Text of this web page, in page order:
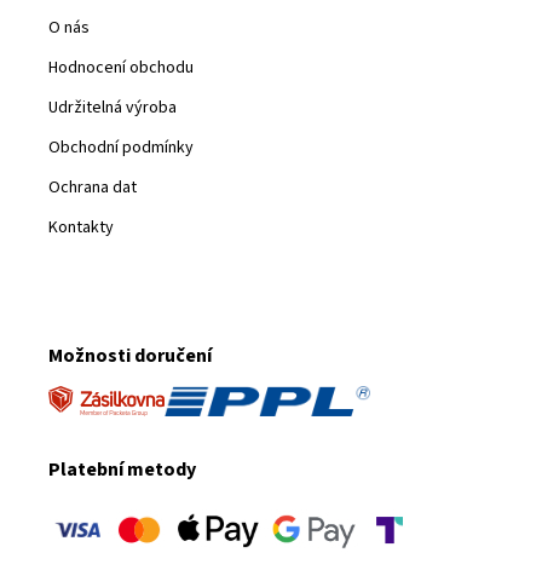
O nás
Hodnocení obchodu
Udržitelná výroba
Obchodní podmínky
Ochrana dat
Kontakty
Možnosti doručení
Platební metody